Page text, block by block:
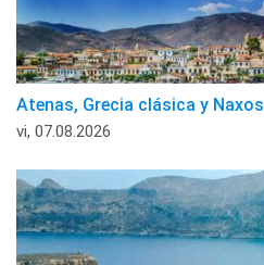
Atenas, Grecia clásica y Naxos
vi, 07.08.2026